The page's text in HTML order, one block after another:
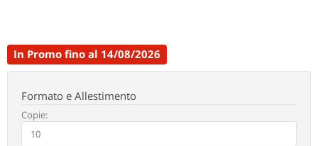
In Promo fino al 14/08/2026
Formato e Allestimento
Copie: